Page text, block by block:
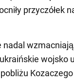
przyczółek
nadal
wojsko